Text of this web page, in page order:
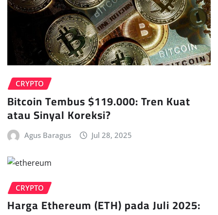
CRYPTO
Bitcoin Tembus $119.000: Tren Kuat
atau Sinyal Koreksi?
Agus Baragus Jul 28, 2025
CRYPTO
Harga Ethereum (ETH) pada Juli 2025: